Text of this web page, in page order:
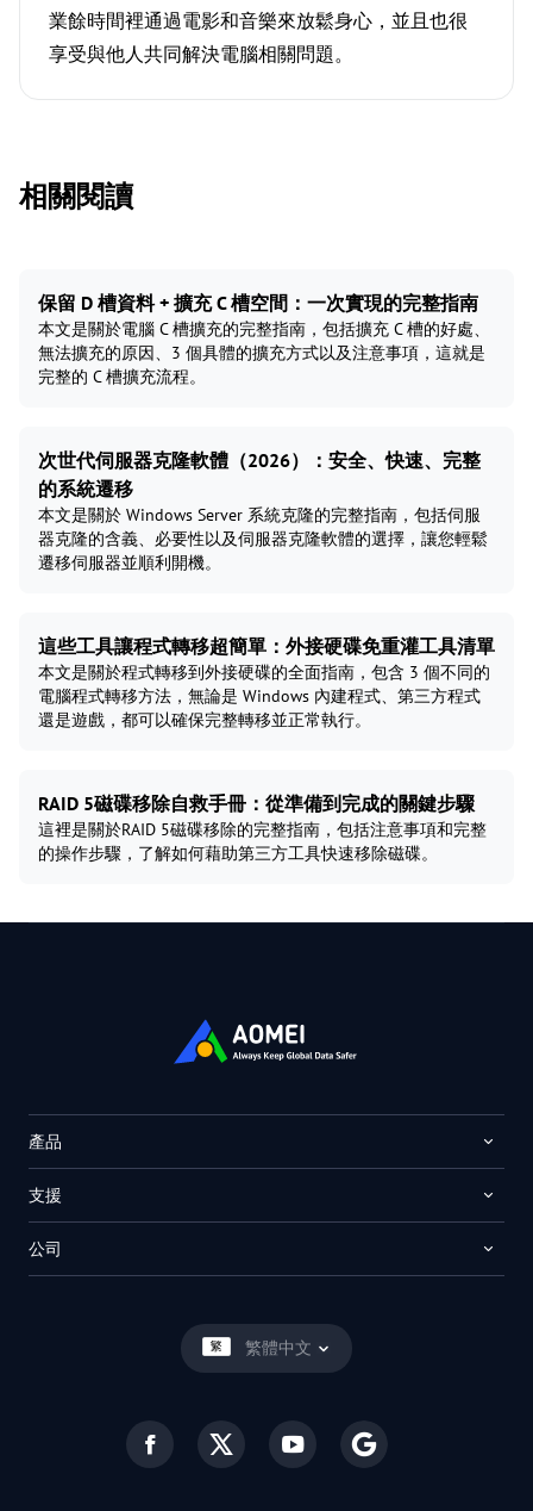
業餘時間裡通過電影和音樂來放鬆身心，並且也很
享受與他人共同解決電腦相關問題。
相關閱讀
保留 D 槽資料 + 擴充 C 槽空間：一次實現的完整指南
本文是關於電腦 C 槽擴充的完整指南，包括擴充 C 槽的好處、
無法擴充的原因、3 個具體的擴充方式以及注意事項，這就是
完整的 C 槽擴充流程。
次世代伺服器克隆軟體（2026）：安全、快速、完整
的系統遷移
本文是關於 Windows Server 系統克隆的完整指南，包括伺服
器克隆的含義、必要性以及伺服器克隆軟體的選擇，讓您輕鬆
遷移伺服器並順利開機。
這些工具讓程式轉移超簡單：外接硬碟免重灌工具清單
本文是關於程式轉移到外接硬碟的全面指南，包含 3 個不同的
電腦程式轉移方法，無論是 Windows 內建程式、第三方程式
還是遊戲，都可以確保完整轉移並正常執行。
RAID 5磁碟移除自救手冊：從準備到完成的關鍵步驟
這裡是關於RAID 5磁碟移除的完整指南，包括注意事項和完整
的操作步驟，了解如何藉助第三方工具快速移除磁碟。
繁體中文
產品
支援
公司